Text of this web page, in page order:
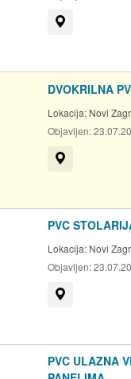
DVOKRILNA
Lokacija: Novi
Objavljen:
PVC
Lokacija: Novi
Objavljen:
PVC ULAZNA